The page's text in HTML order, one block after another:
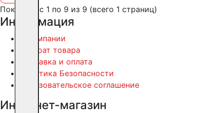
Показано с 1 по 9 из 9 (всего 1 страниц)
Информация
О компании
Возврат товара
Доставка и оплата
Политика Безопасности
Пользовательское соглашение
Интернет-магазин